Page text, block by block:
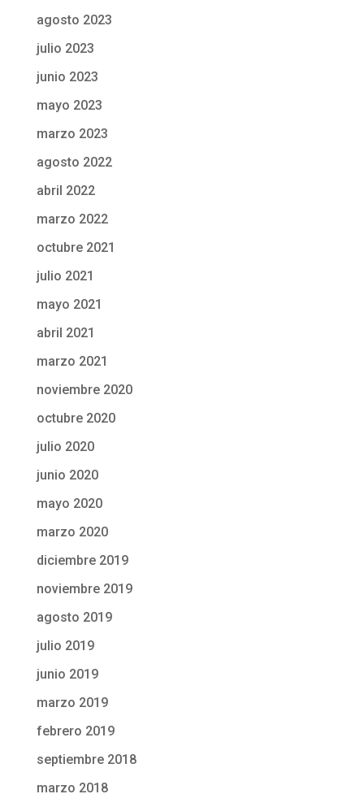
agosto 2023
julio 2023
junio 2023
mayo 2023
marzo 2023
agosto 2022
abril 2022
marzo 2022
octubre 2021
julio 2021
mayo 2021
abril 2021
marzo 2021
noviembre 2020
octubre 2020
julio 2020
junio 2020
mayo 2020
marzo 2020
diciembre 2019
noviembre 2019
agosto 2019
julio 2019
junio 2019
marzo 2019
febrero 2019
septiembre 2018
marzo 2018